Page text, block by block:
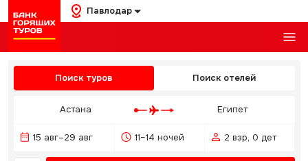
Павлодар
Поиск туров Поиск отелей
Астана Египет
15 авг–29 авг 11–14 ночей 2 взр, 0 дет